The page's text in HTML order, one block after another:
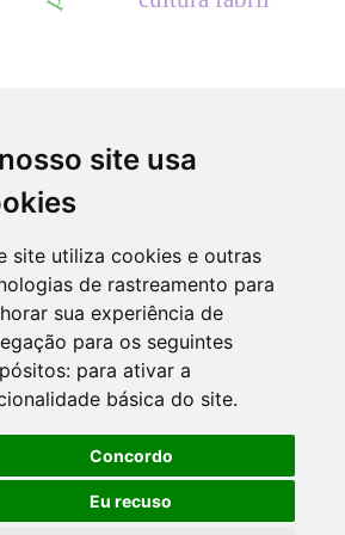
site usa
site utiliza cookies e outras
de rastreamento para
sua experiência de
para os seguintes
para ativar a
básica do site.
Concordo
Eu recuso